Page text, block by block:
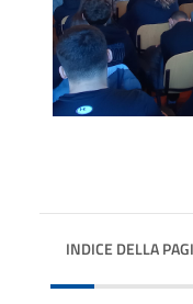
INDICE DELLA